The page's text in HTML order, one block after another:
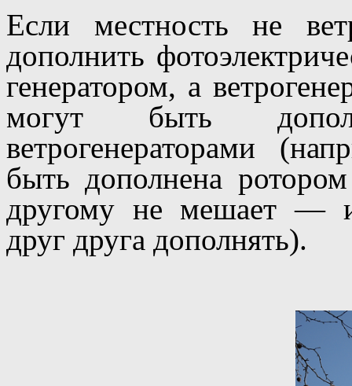
Если местность не
дополнить
генератором, а
могут быть
ветрогенераторами
быть дополнена
другому не мешает —
друг друга дополнять).